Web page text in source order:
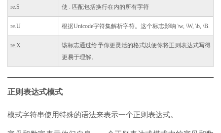
re.S 使 . 匹配包括换行在内的所有字符
re.U 根据Unicode字符集解析字符。这个标志影响 \w, \W, \b, \B.
re.X
该标志通过给予你更灵活的格式以便你将正则表达式写得
更易于理解。
正则表达式模式
模式字符串使用特殊的语法来表示一个正则表达式。